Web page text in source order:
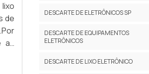
de
as
DESCARTE DE ELETRÔNICOS SP
DESCARTE DE EQUIPAMENTOS
ELETRÔNICOS
DESCARTE DE LIXO ELETRÔNICO